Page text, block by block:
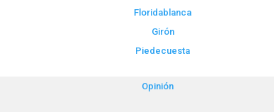
Floridablanca
Girón
Piedecuesta
Opinión